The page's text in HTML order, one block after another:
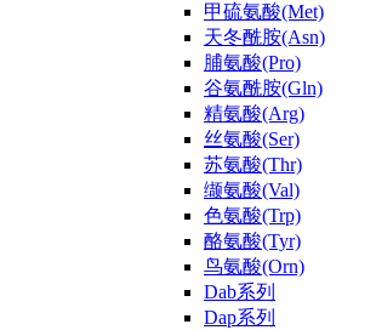
甲硫氨酸(Met)
天冬酰胺(Asn)
脯氨酸(Pro)
谷氨酰胺(Gln)
精氨酸(Arg)
丝氨酸(Ser)
苏氨酸(Thr)
缬氨酸(Val)
色氨酸(Trp)
酪氨酸(Tyr)
鸟氨酸(Orn)
Dab系列
Dap系列